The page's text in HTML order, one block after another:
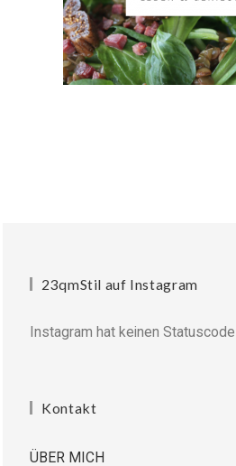
23qmStil auf Instagram
Instagram hat keinen
Kontakt
ÜBER MICH